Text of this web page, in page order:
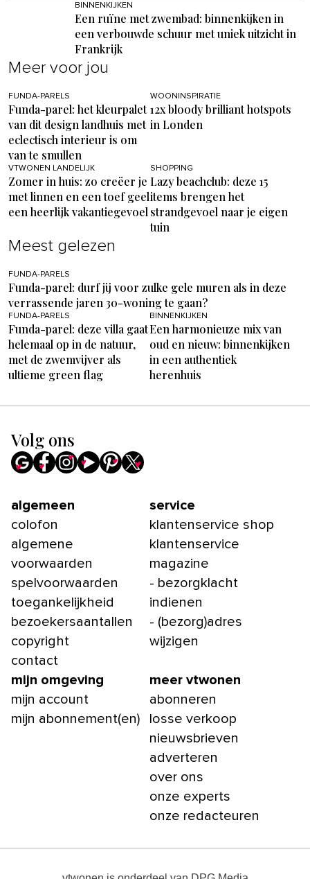
BINNENKIJKEN
Een ruïne met zwembad: binnenkijken in
een verbouwde schuur met uniek uitzicht in
Frankrijk
Meer voor jou
FUNDA-PARELS
Funda-parel: het kleurpalet
van dit design landhuis met
eclectisch interieur is om
van te smullen
WOONINSPIRATIE
12x bloody brilliant hotspots
in Londen
VTWONEN LANDELIJK
Zomer in huis: zo creëer je
met linnen en een toef geel
een heerlijk vakantiegevoel
SHOPPING
Lazy beachclub: deze 15
items brengen het
strandgevoel naar je eigen
tuin
Meest gelezen
FUNDA-PARELS
Funda-parel: durf jij voor zulke gele muren als in deze
verrassende jaren 30-woning te gaan?
FUNDA-PARELS
Funda-parel: deze villa gaat
helemaal op in de natuur,
met de zwemvijver als
ultieme green flag
BINNENKIJKEN
Een harmonieuze mix van
oud en nieuw: binnenkijken
in een authentiek
herenhuis
Volg ons
algemeen
colofon
algemene
voorwaarden
spelvoorwaarden
toegankelijkheid
bezoekersaantallen
copyright
contact
service
klantenservice shop
klantenservice
magazine
- bezorgklacht
indienen
- (bezorg)adres
wijzigen
mijn omgeving
mijn account
mijn abonnement(en)
meer vtwonen
abonneren
losse verkoop
nieuwsbrieven
adverteren
over ons
onze experts
onze redacteuren